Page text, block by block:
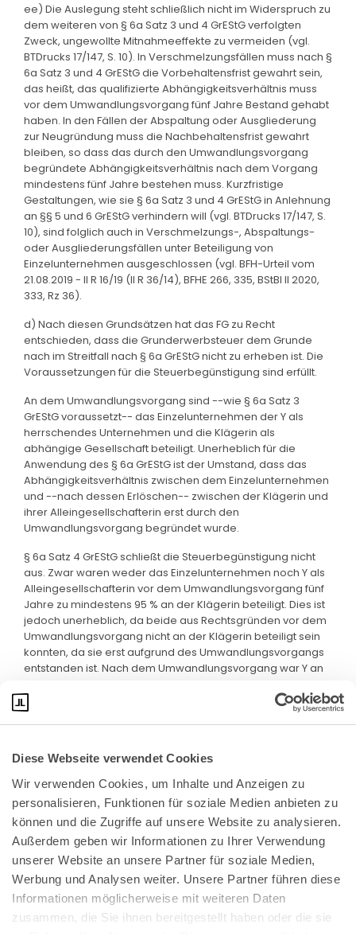
Diese Webseite verwendet Cookies
Wir verwenden Cookies, um Inhalte und Anzeigen zu
personalisieren, Funktionen für soziale Medien anbieten zu
können und die Zugriffe auf unsere Website zu analysieren.
Außerdem geben wir Informationen zu Ihrer Verwendung
unserer Website an unsere Partner für soziale Medien,
Werbung und Analysen weiter. Unsere Partner führen diese
Informationen möglicherweise mit weiteren Daten
zusammen, die Sie ihnen bereitgestellt haben oder die sie
ee) Die Auslegung steht schließlich nicht im Widerspruch zu
dem weiteren von § 6a Satz 3 und 4 GrEStG verfolgten
Zweck, ungewollte Mitnahmeeffekte zu vermeiden (vgl.
BTDrucks 17/147, S. 10). In Verschmelzungsfällen muss nach §
6a Satz 3 und 4 GrEStG die Vorbehaltensfrist gewahrt sein,
das heißt, das qualifizierte Abhängigkeitsverhältnis muss
vor dem Umwandlungsvorgang fünf Jahre Bestand gehabt
haben. In den Fällen der Abspaltung oder Ausgliederung
zur Neugründung muss die Nachbehaltensfrist gewahrt
bleiben, so dass das durch den Umwandlungsvorgang
begründete Abhängigkeitsverhältnis nach dem Vorgang
mindestens fünf Jahre bestehen muss. Kurzfristige
Gestaltungen, wie sie § 6a Satz 3 und 4 GrEStG in Anlehnung
an §§ 5 und 6 GrEStG verhindern will (vgl. BTDrucks 17/147, S.
10), sind folglich auch in Verschmelzungs-, Abspaltungs-
oder Ausgliederungsfällen unter Beteiligung von
Einzelunternehmen ausgeschlossen (vgl. BFH-Urteil vom
21.08.2019 - II R 16/19 (II R 36/14), BFHE 266, 335, BStBl II 2020,
333, Rz 36).
d) Nach diesen Grundsätzen hat das FG zu Recht
entschieden, dass die Grunderwerbsteuer dem Grunde
nach im Streitfall nach § 6a GrEStG nicht zu erheben ist. Die
Voraussetzungen für die Steuerbegünstigung sind erfüllt.
An dem Umwandlungsvorgang sind --wie § 6a Satz 3
GrEStG voraussetzt-- das Einzelunternehmen der Y als
herrschendes Unternehmen und die Klägerin als
abhängige Gesellschaft beteiligt. Unerheblich für die
Anwendung des § 6a GrEStG ist der Umstand, dass das
Abhängigkeitsverhältnis zwischen dem Einzelunternehmen
und --nach dessen Erlöschen-- zwischen der Klägerin und
ihrer Alleingesellschafterin erst durch den
Umwandlungsvorgang begründet wurde.
§ 6a Satz 4 GrEStG schließt die Steuerbegünstigung nicht
aus. Zwar waren weder das Einzelunternehmen noch Y als
Alleingesellschafterin vor dem Umwandlungsvorgang fünf
Jahre zu mindestens 95 % an der Klägerin beteiligt. Dies ist
jedoch unerheblich, da beide aus Rechtsgründen vor dem
Umwandlungsvorgang nicht an der Klägerin beteiligt sein
konnten, da sie erst aufgrund des Umwandlungsvorgangs
entstanden ist. Nach dem Umwandlungsvorgang war Y an
Bundeskanzlerplatz 2
53113 Bonn
Pressemitteilungen|AGB